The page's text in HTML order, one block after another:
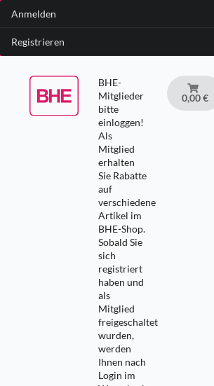
Anmelden
Registrieren
BHE-
Mitglieder
bitte
einloggen!
Als
Mitglied
erhalten
Sie Rabatte
auf
verschiedene
Artikel im
BHE-Shop.
Sobald Sie
sich
registriert
haben und
als
Mitglied
freigeschaltet
wurden,
werden
Ihnen nach
Login im
0,00 €